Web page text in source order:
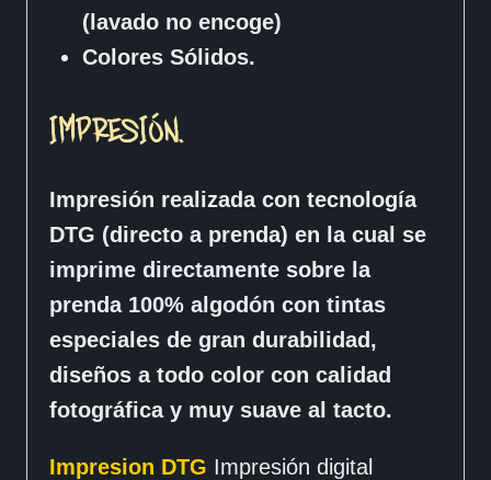
(lavado no encoge)
Colores Sólidos.
IMPRESIÓN.
Impresión realizada con tecnología
DTG (directo a prenda) en la cual se
imprime directamente sobre la
prenda 100% algodón con tintas
especiales de gran durabilidad,
diseños a todo color con calidad
fotográfica y muy suave al tacto.
Impresion DTG Impresión digital